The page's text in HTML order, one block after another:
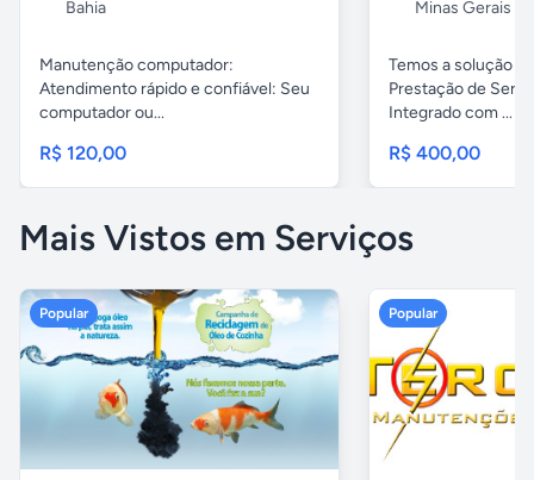
Bahia
Manutenção computador:
Atendimento rápido e confiável: Seu
computador ou...
R$ 120,00
Minas Gerais
Temos a solução
Prestação de
Integrado com ...
R$ 400,00
Mais Vistos em Serviços
Popular Popular